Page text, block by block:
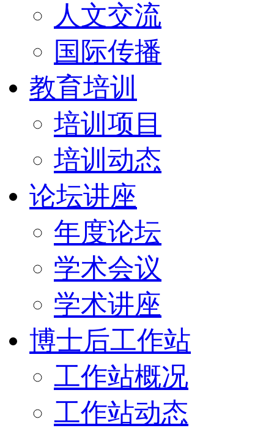
人文交流
国际传播
教育培训
培训项目
培训动态
论坛讲座
年度论坛
学术会议
学术讲座
博士后工作站
工作站概况
工作站动态